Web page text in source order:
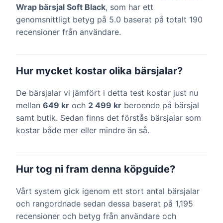
Wrap bärsjal Soft Black, som har ett
genomsnittligt betyg på 5.0 baserat på totalt 190
recensioner från användare.
Hur mycket kostar olika bärsjalar?
De bärsjalar vi jämfört i detta test kostar just nu
mellan 649 kr och 2 499 kr beroende på bärsjal
samt butik. Sedan finns det förstås bärsjalar som
kostar både mer eller mindre än så.
Hur tog ni fram denna köpguide?
Vårt system gick igenom ett stort antal bärsjalar
och rangordnade sedan dessa baserat på 1,195
recensioner och betyg från användare och